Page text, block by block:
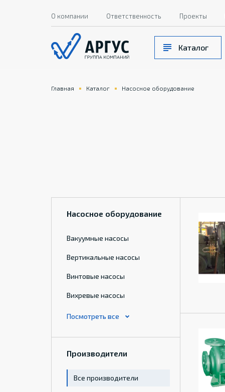
Каталог
О компании Ответственность Проекты
Главная Каталог Насосное оборудование
Насосное оборудование
Вакуумные насосы
Вертикальные насосы
Винтовые насосы
Вихревые насосы
Производители
Все производители